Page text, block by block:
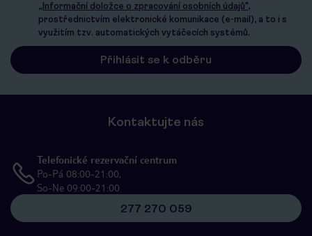
„Informační doložce o zpracování osobních údajů",
prostřednictvím elektronické komunikace (e-mail), a to i s
využitím tzv. automatických vytáčecích systémů.
Kontaktujte nás
Telefonické rezervační centrum
Po-Pá 08:00-21:00,
So-Ne 09:00-21:00
277 270 059